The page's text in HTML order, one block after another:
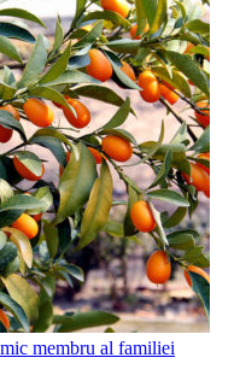
membru al familiei